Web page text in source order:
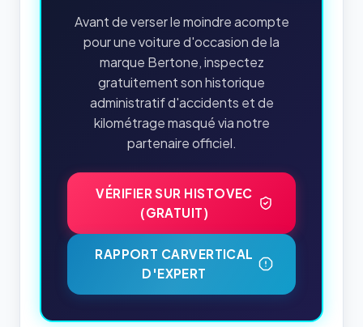
Avant de verser le moindre acompte
pour une voiture d'occasion de la
marque Bertone, inspectez
gratuitement son historique
administratif d'accidents et de
kilométrage masqué via notre
partenaire officiel.
VÉRIFIER SUR HISTOVEC
(GRATUIT)
RAPPORT CARVERTICAL
D'EXPERT